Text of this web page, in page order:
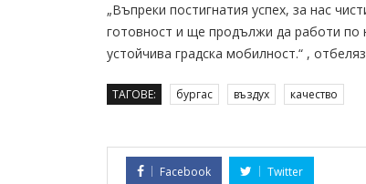
„Въпреки постигнатия успех, за нас
готовност и ще продължи да работи по
устойчива градска мобилност.“ ,
ТАГОВЕ: бургас въздух качество
Facebook Twitter